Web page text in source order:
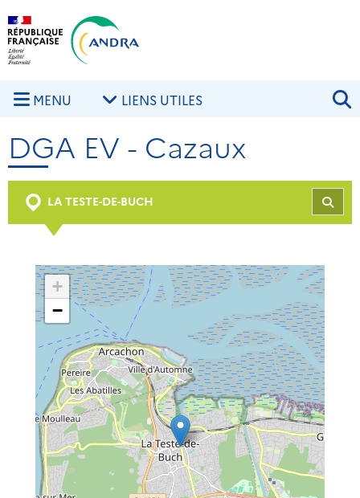
Aller au contenu principal
MENU LIENS UTILES
DGA EV - Cazaux
LA TESTE-DE-BUCH
+
−